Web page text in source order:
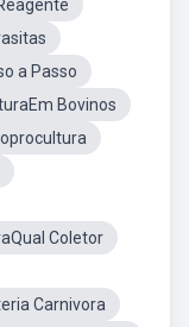
a Passo
Bovinos
Coletor
Carnivora